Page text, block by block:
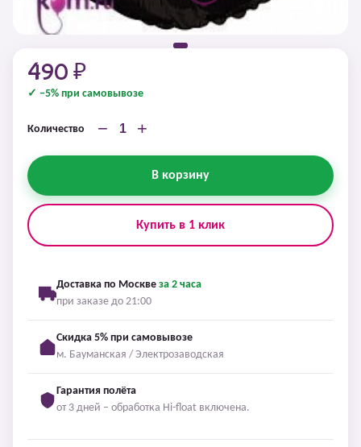
490 ₽
✓ −5% при самовывозе
Количество − +
В корзину
Купить в 1 клик
Доставка по Москве за 2 часа
при заказе до 21:00
Скидка 5% при самовывозе
м. Бауманская / Электрозаводская
Гарантия полёта
от 3 дней – обработка Hi-float включена.